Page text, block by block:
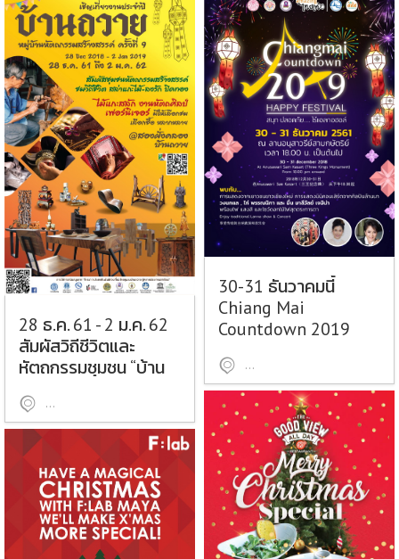
28 ธ.ค. 61 - 2 ม.ค. 62
สัมผัสวิถีชีวิตและ
หัตถกรรมชุมชน “บ้าน
สร้างสรรค์ ครั้งที่ 9”
หมู่บ้านถวาย อำเภอหางดง จังหวัดเชียงใหม่
30-31 ธันวาคมนี้
Chiang Mai
Countdown 2019
ลานอนุสาวรีย์สามกษัตริย์